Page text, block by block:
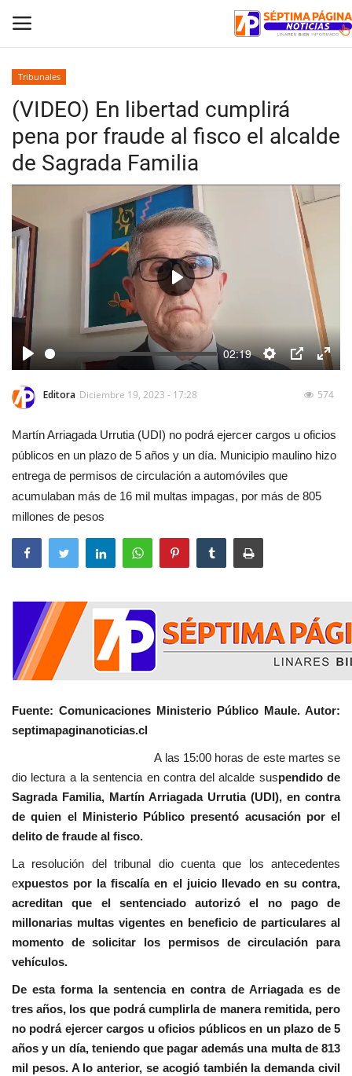
Inicio
Crónica
Policial
Tribunales
Deporte
Política
Espectáculos
Tribunales
(VIDEO) En libertad cumplirá
pena por fraude al fisco el alcalde
de Sagrada Familia
Play
02:19
Settings
PIP
Enter
Play
Editora Diciembre 19, 2023 - 17:28 574
Martín Arriagada Urrutia (UDI) no podrá ejercer cargos u oficios
públicos en un plazo de 5 años y un día. Municipio maulino hizo
entrega de permisos de circulación a automóviles que
acumulaban más de 16 mil multas impagas, por más de 805
millones de pesos
Fuente: Comunicaciones Ministerio Público Maule. Autor:
septimapaginanoticias.cl
A las 15:00 horas de este martes se
dio lectura a la sentencia en contra del alcalde suspendido de
Sagrada Familia, Martín Arriagada Urrutia (UDI), en contra
de quien el Ministerio Público presentó acusación por el
delito de fraude al fisco.
La resolución del tribunal dio cuenta que los antecedentes
expuestos por la fiscalía en el juicio llevado en su contra,
acreditan que el sentenciado autorizó el no pago de
millonarias multas vigentes en beneficio de particulares al
momento de solicitar los permisos de circulación para
vehículos.
De esta forma la sentencia en contra de Arriagada es de
tres años, los que podrá cumplirla de manera remitida, pero
no podrá ejercer cargos u oficios públicos en un plazo de 5
años y un día, teniendo que pagar además una multa de 813
mil pesos. A lo anterior, se acogió también la demanda civil